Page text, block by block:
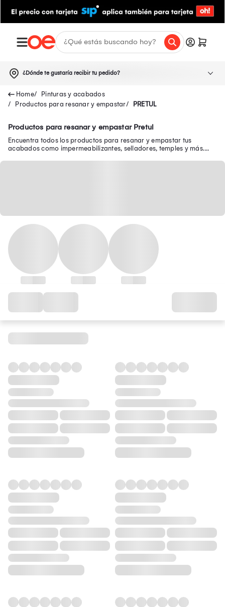
¿Dónde te gustaría recibir tu pedido?
Pinturas y acabados
Productos para resanar y empastar
PRETUL
Productos para resanar y empastar Pretul
Encuentra todos los productos para resanar y empastar tus
acabados como impermeabilizantes, selladores, temples y más.